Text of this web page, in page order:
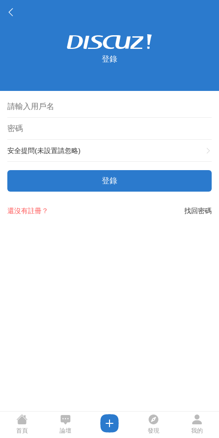
登錄
安全提問(未設置請忽略)
登錄
找回密碼
還沒有註冊？
首頁 論壇 發現 我的